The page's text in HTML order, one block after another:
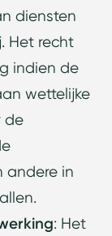
diensten
Het recht
indien de
wettelijke
de
andere in
: Het